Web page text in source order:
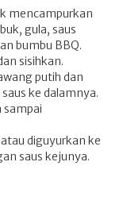
mencampurkan
gula, saus
bumbu BBQ.
sisihkan.
putih dan
ke dalamnya.
sampai
diguyurkan ke
saus kejunya.